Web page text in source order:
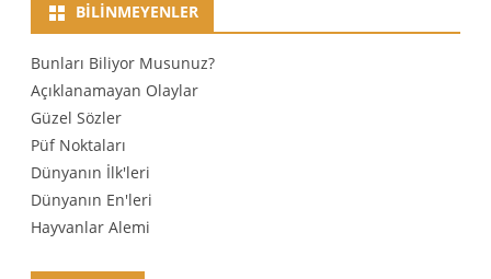
BILINMEYENLER
Bunları Biliyor Musunuz?
Açıklanamayan Olaylar
Güzel Sözler
Püf Noktaları
Dünyanın İlk'leri
Dünyanın En'leri
Hayvanlar Alemi